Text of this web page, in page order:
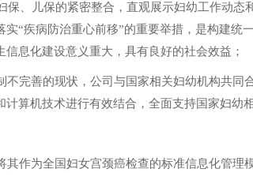
、儿保的紧密整合，直观展示妇幼工作动态
“疾病防治重心前移”的重要举措，是构建统
息化建设意义重大，具有良好的社会效益；
完善的现状，公司与国家相关妇幼机构共同
算机技术进行有效结合，全面支持国家妇幼
作为全国妇女宫颈癌检查的标准信息化管理